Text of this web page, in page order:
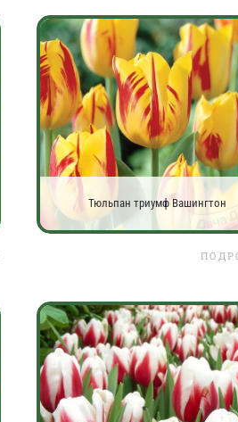
Тюльпан триумф Вашингтон